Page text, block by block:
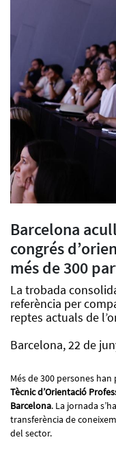
Barcelona
congrés
més de 300
La trobada
referència per
reptes actuals de
Barcelona, 22 de
Més de 300 persones
Tècnic d’Orientació
Barcelona. La jornada
transferència de
del sector.